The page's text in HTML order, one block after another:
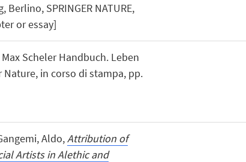
SPRINGER NATURE,
or essay]
Scheler Handbuch. Leben
Nature, in corso di stampa, pp.
Aldo,Attribution of
Artists in Alethic and